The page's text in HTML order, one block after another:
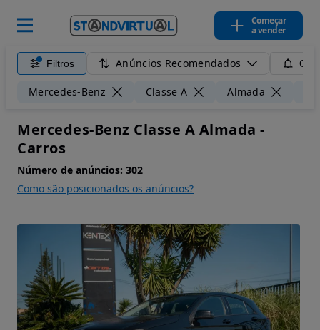
Começar
a vender
Filtros Anúncios Recomendados
Mercedes-Benz Classe A Almada
Mercedes-Benz Classe A Almada -
Carros
Número de anúncios: 302
Como são posicionados os anúncios?